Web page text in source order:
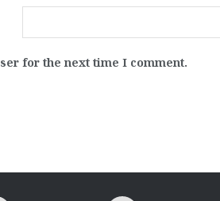
for the next time I comment.